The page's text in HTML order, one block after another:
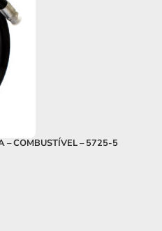
– COMBUSTÍVEL – 5725-5